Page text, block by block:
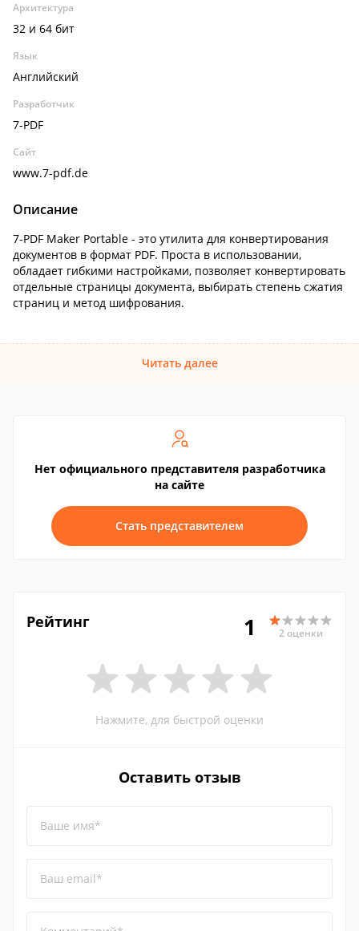
Архитектура
32 и 64 бит
Язык
Английский
Разработчик
7-PDF
Сайт
www.7-pdf.de
Описание
7-PDF Maker Portable - это утилита для конвертирования
документов в формат PDF. Проста в использовании,
обладает гибкими настройками, позволяет конвертировать
отдельные страницы документа, выбирать степень сжатия
страниц и метод шифрования.
Читать далее
Нет официального представителя разработчика
на сайте
Стать представителем
Рейтинг 1 2 оценки
Нажмите, для быстрой оценки
Оставить отзыв
Ваше имя*
Ваш email*